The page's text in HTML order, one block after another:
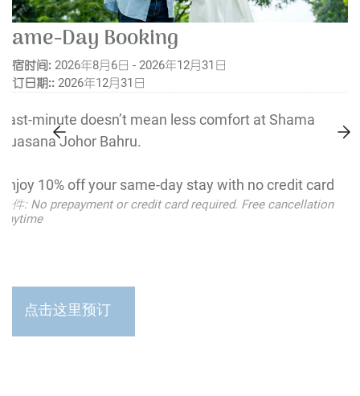
Same-Day Booking
住宿时间:2026年8月6日 - 2026年12月31日
预订日期::2026年12月31日
Last-minute doesn’t mean less comfort at Shama
Suasana Johor Bahru.
Enjoy 10% off your same-day stay with no credit card
required. Just book and move in.
条件: No prepayment or credit card required. Free cancellation
anytime
点击这里预订